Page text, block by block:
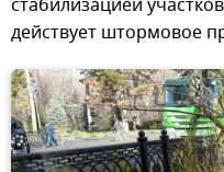
стабилизацией
действует штормовое